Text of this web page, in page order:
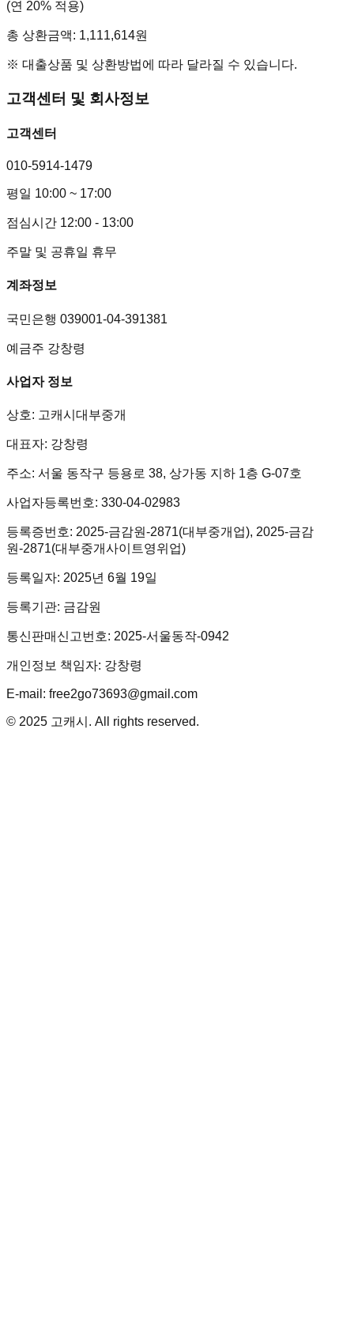
(연 20% 적용)
총 상환금액: 1,111,614원
※ 대출상품 및 상환방법에 따라 달라질 수 있습니다.
고객센터 및 회사정보
고객센터
010-5914-1479
평일 10:00 ~ 17:00
점심시간 12:00 - 13:00
주말 및 공휴일 휴무
계좌정보
국민은행 039001-04-391381
예금주 강창령
사업자 정보
상호: 고캐시대부중개
대표자: 강창령
주소: 서울 동작구 등용로 38, 상가동 지하 1층 G-07호
사업자등록번호: 330-04-02983
등록증번호: 2025-금감원-2871(대부중개업), 2025-금감
원-2871(대부중개사이트영위업)
등록일자: 2025년 6월 19일
등록기관: 금감원
통신판매신고번호: 2025-서울동작-0942
개인정보 책임자: 강창령
E-mail: free2go73693@gmail.com
© 2025 고캐시. All rights reserved.